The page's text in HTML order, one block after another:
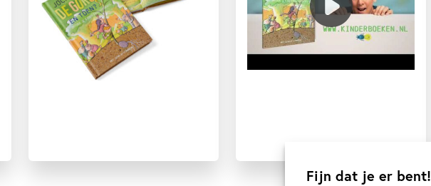
Fijn dat je er bent!